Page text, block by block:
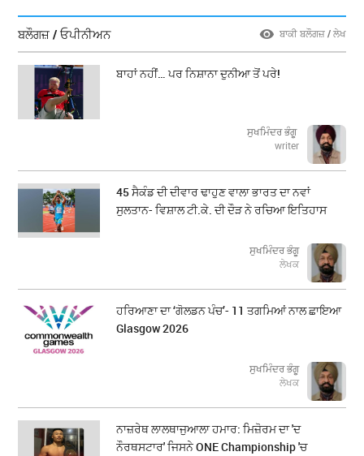
ਬਲੌਗਜ਼ / ਓਪੀਨੀਅਨ ਬਾਕੀ ਬਲੌਗਜ਼ / ਲੇਖ
ਬਾਹਾਂ ਨਹੀਂ… ਪਰ ਨਿਸ਼ਾਨਾ ਦੁਨੀਆ ਤੋਂ ਪਰੇ!
ਸੁਖਮਿੰਦਰ ਭੰਗੂ
writer
45 ਸੈਕੰਡ ਦੀ ਦੀਵਾਰ ਢਾਹੁਣ ਵਾਲਾ ਭਾਰਤ ਦਾ ਨਵਾਂ
ਸੁਲਤਾਨ- ਵਿਸ਼ਾਲ ਟੀ.ਕੇ. ਦੀ ਦੌੜ ਨੇ ਰਚਿਆ ਇਤਿਹਾਸ
ਸੁਖਮਿੰਦਰ ਭੰਗੂ
ਲੇਖਕ
ਹਰਿਆਣਾ ਦਾ ‘ਗੋਲਡਨ ਪੰਚ’- 11 ਤਗਮਿਆਂ ਨਾਲ ਛਾਇਆ
Glasgow 2026
ਸੁਖਮਿੰਦਰ ਭੰਗੂ
ਲੇਖਕ
ਨਾਜ਼ਰੇਥ ਲਾਲਥਾਜੁਆਲਾ ਹਮਾਰ: ਮਿਜ਼ੋਰਮ ਦਾ 'ਦ
ਨੌਰਥਸਟਾਰ' ਜਿਸਨੇ ONE Championship 'ਚ